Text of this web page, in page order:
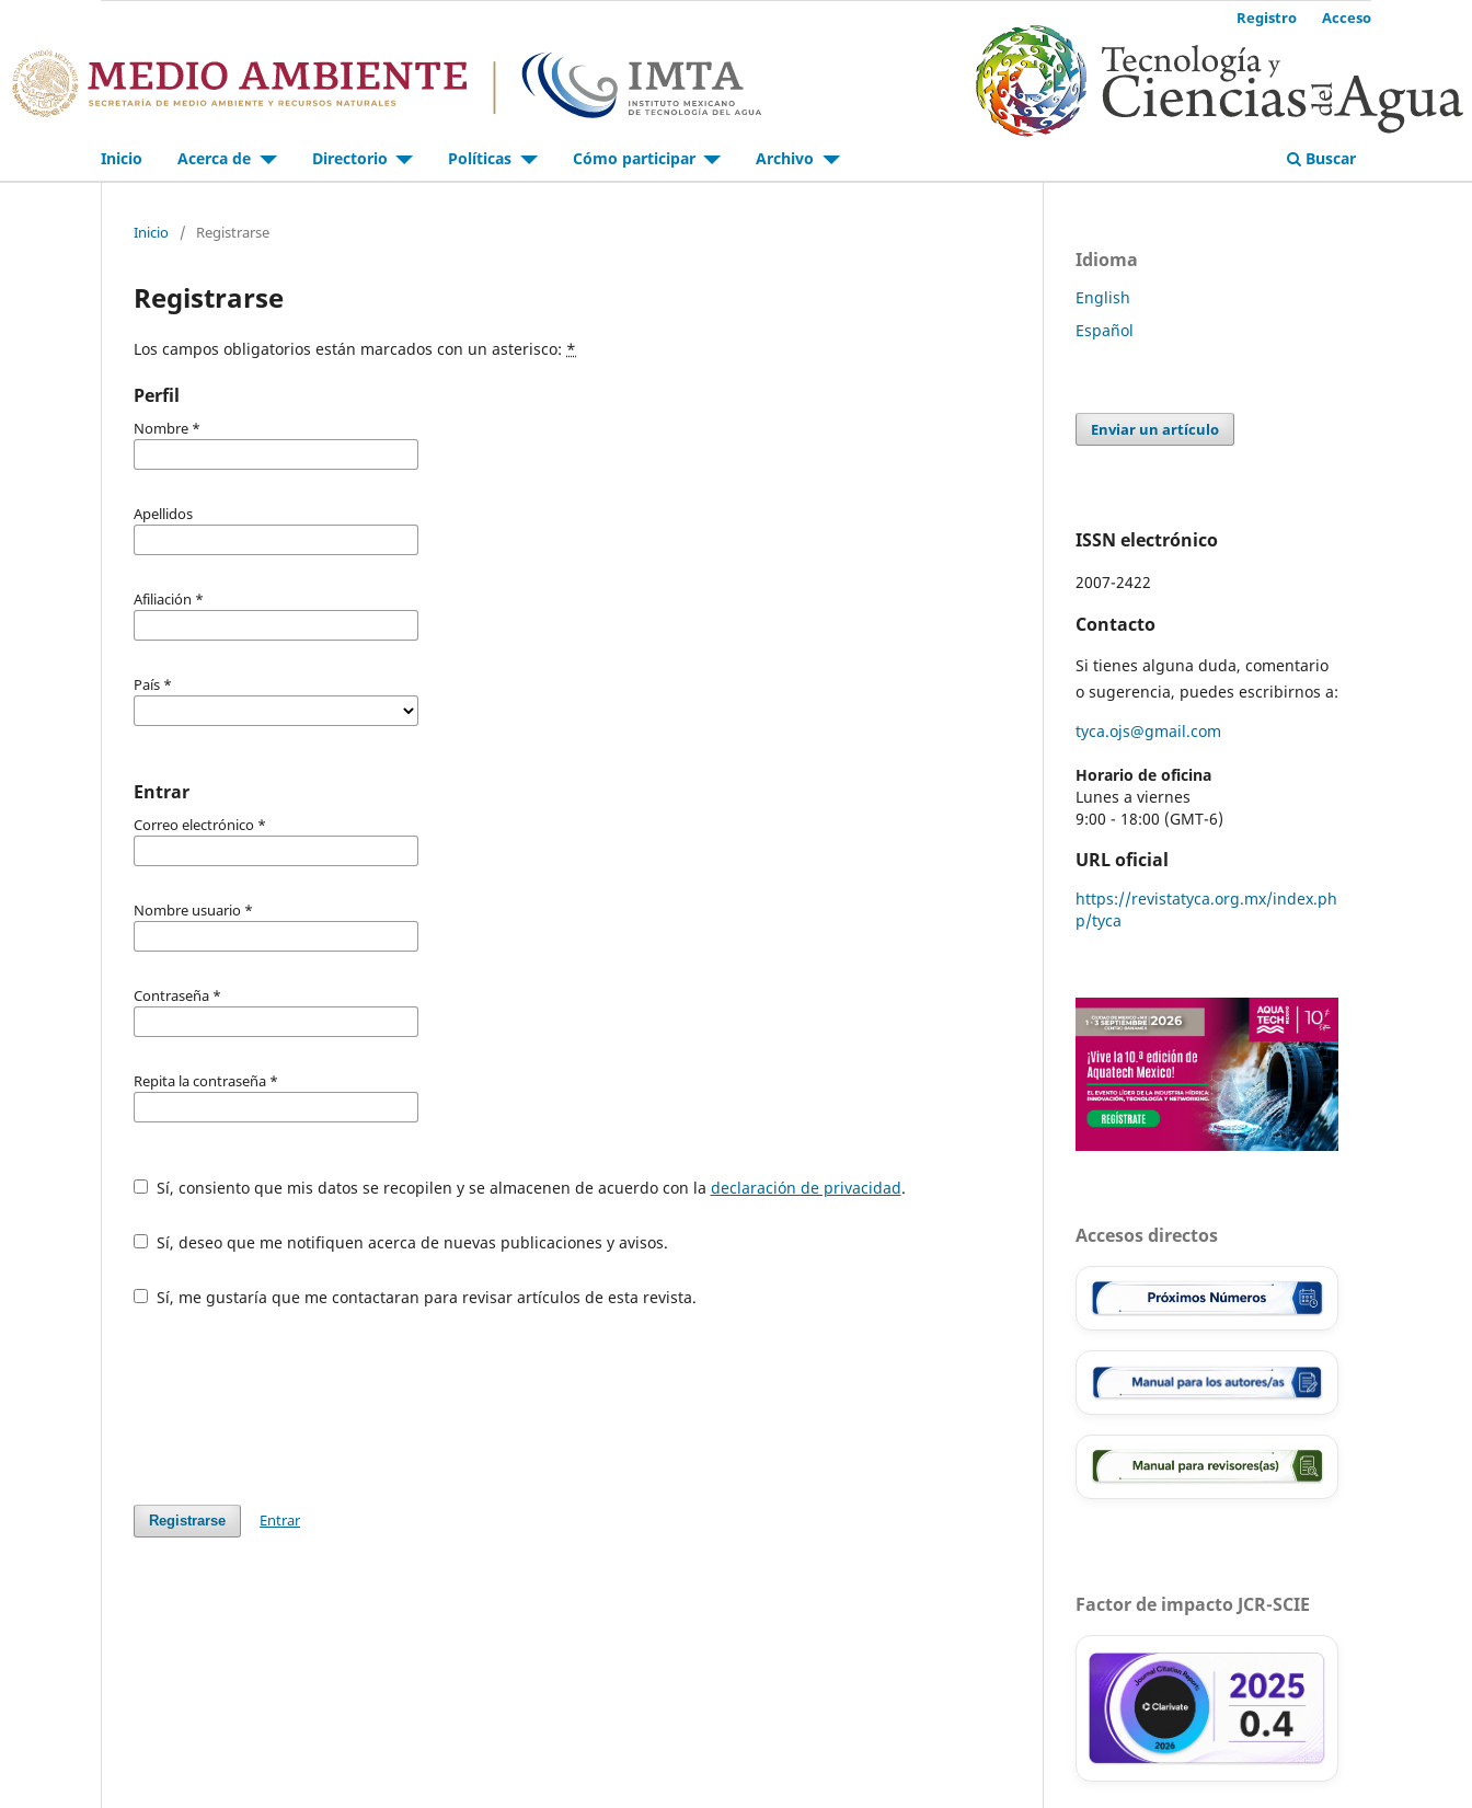
Inicio Acerca de Directorio Políticas Cómo participar Archivo Buscar
Registro Acceso
Inicio / Registrarse
Registrarse
Los campos obligatorios están marcados con un asterisco: *
Perfil
Nombre *
Apellidos
Afiliación *
País *
Entrar
Correo electrónico *
Nombre usuario *
Contraseña *
Repita la contraseña *
Sí, consiento que mis datos se recopilen y se almacenen de acuerdo con la declaración de privacidad.
Sí, deseo que me notifiquen acerca de nuevas publicaciones y avisos.
Sí, me gustaría que me contactaran para revisar artículos de esta revista.
Registrarse Entrar
Idioma
English
Español
Enviar un artículo
ISSN electrónico
2007-2422
Contacto
Si tienes alguna duda, comentario
o sugerencia, puedes escribirnos a:
tyca.ojs@gmail.com
Horario de oficina
Lunes a viernes
9:00 - 18:00 (GMT-6)
URL oficial
https://revistatyca.org.mx/index.ph
p/tyca
Accesos directos
Factor de impacto JCR-SCIE